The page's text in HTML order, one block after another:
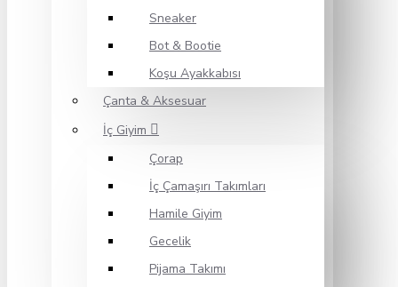
Sneaker
Bot & Bootie
Koşu Ayakkabısı
Çanta & Aksesuar
İç Giyim
Çorap
İç Çamaşırı Takımları
Hamile Giyim
Gecelik
Pijama Takımı